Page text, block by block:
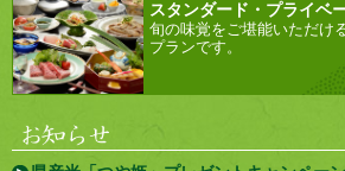
スタンダード・プライベ
旬の味覚をご堪能いただけ
プランです。